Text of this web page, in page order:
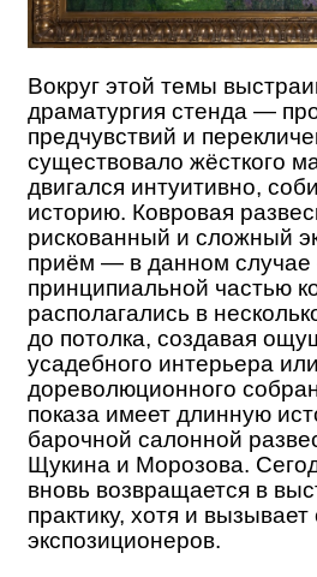
Вокруг этой темы
драматургия стенда —
предчувствий и
существовало жёсткого
двигался интуитивно,
историю. Ковровая
рискованный и сложный
приём — в данном случае
принципиальной частью
располагались в
до потолка, создавая
усадебного интерьера или
дореволюционного
показа имеет длинную
барочной салонной
Щукина и Морозова.
вновь возвращается в
практику, хотя и
экспозиционеров.